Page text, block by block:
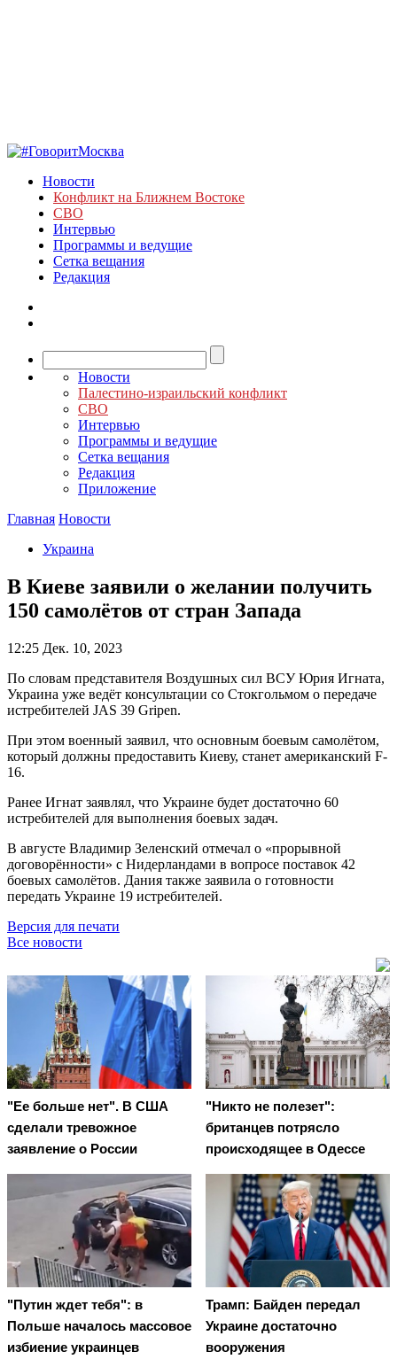
Новости
Конфликт на Ближнем Востоке
СВО
Интервью
Программы и ведущие
Сетка вещания
Редакция
Новости
Палестино-израильский конфликт
СВО
Интервью
Программы и ведущие
Сетка вещания
Редакция
Приложение
Главная Новости
Украина
В Киеве заявили о желании получить
150 самолётов от стран Запада
12:25 Дек. 10, 2023
По словам представителя Воздушных сил ВСУ Юрия Игната,
Украина уже ведёт консультации со Стокгольмом о передаче
истребителей JAS 39 Gripen.
При этом военный заявил, что основным боевым самолётом,
который должны предоставить Киеву, станет американский F-
16.
Ранее Игнат заявлял, что Украине будет достаточно 60
истребителей для выполнения боевых задач.
В августе Владимир Зеленский отмечал о «прорывной
договорённости» с Нидерландами в вопросе поставок 42
боевых самолётов. Дания также заявила о готовности
передать Украине 19 истребителей.
Версия для печати
Все новости
"Ее больше нет". В США
сделали тревожное
заявление о России
"Никто не полезет":
британцев потрясло
происходящее в Одессе
"Путин ждет тебя": в
Польше началось массовое
избиение украинцев
Трамп: Байден передал
Украине достаточно
вооружения